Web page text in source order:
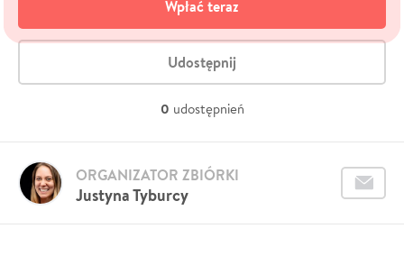
Wpłać teraz
Udostępnij
0 udostępnień
Justyna Tyburcy
ORGANIZATOR ZBIÓRKI